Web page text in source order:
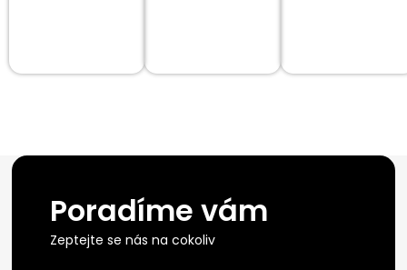
Poradíme vám
Zeptejte se nás na cokoliv